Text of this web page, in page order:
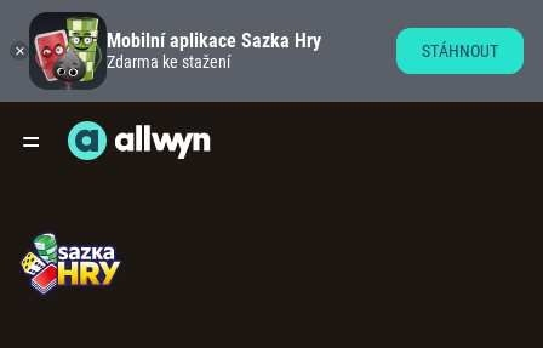
Mobilní aplikace Sazka Hry
Zdarma ke stažení
STÁHNOUT